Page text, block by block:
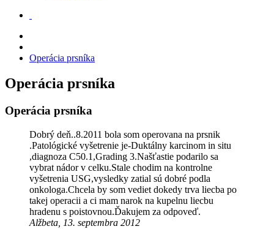
Operácia prsníka
Operácia prsníka
Operácia prsníka
Dobrý deň..8.2011 bola som operovana na prsnik
.Patológické vyšetrenie je-Duktálny karcinom in situ
,diagnoza C50.1,Grading 3.Našťastie podarilo sa
vybrat nádor v celku.Stale chodim na kontrolne
vyšetrenia USG,vysledky zatial sú dobré podla
onkologa.Chcela by som vediet dokedy trva liecba po
takej operacii a ci mam narok na kupelnu liecbu
hradenu s poistovnou.Ďakujem za odpoveď.
Alžbeta, 13. septembra 2012